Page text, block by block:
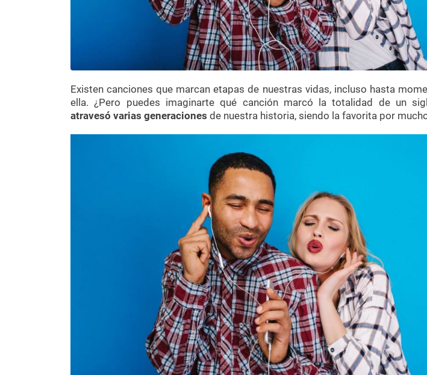
Existen canciones que marcan etapas de nuestras vidas, incluso hasta
ella. ¿Pero puedes imaginarte qué canción marcó la totalidad de un
atravesó varias generaciones de nuestra historia, siendo la favorita por